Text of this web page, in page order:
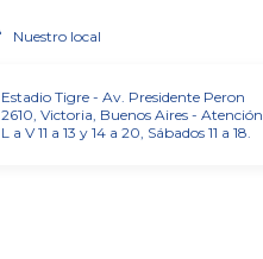
Nuestro local
Estadio Tigre - Av. Presidente Peron
2610, Victoria, Buenos Aires - Atención
L a V 11 a 13 y 14 a 20, Sábados 11 a 18.